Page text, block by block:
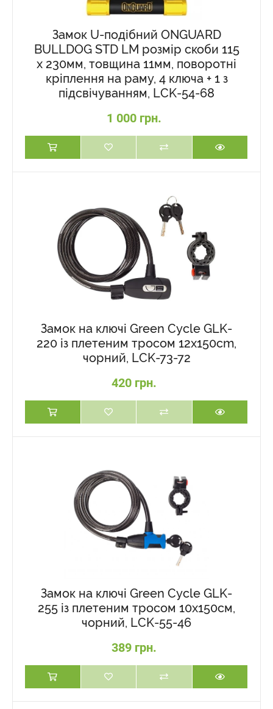
Замок U-подібний ONGUARD
BULLDOG STD LM розмір скоби 115
x 230мм, товщина 11мм, поворотні
кріплення на раму, 4 ключа + 1 з
підсвічуванням, LCK-54-68
1 000 грн.
Замок на ключі Green Cycle GLK-
220 із плетеним тросом 12х150cm,
чорний, LCK-73-72
420 грн.
Замок на ключі Green Cycle GLK-
255 із плетеним тросом 10х150см,
чорний, LCK-55-46
389 грн.